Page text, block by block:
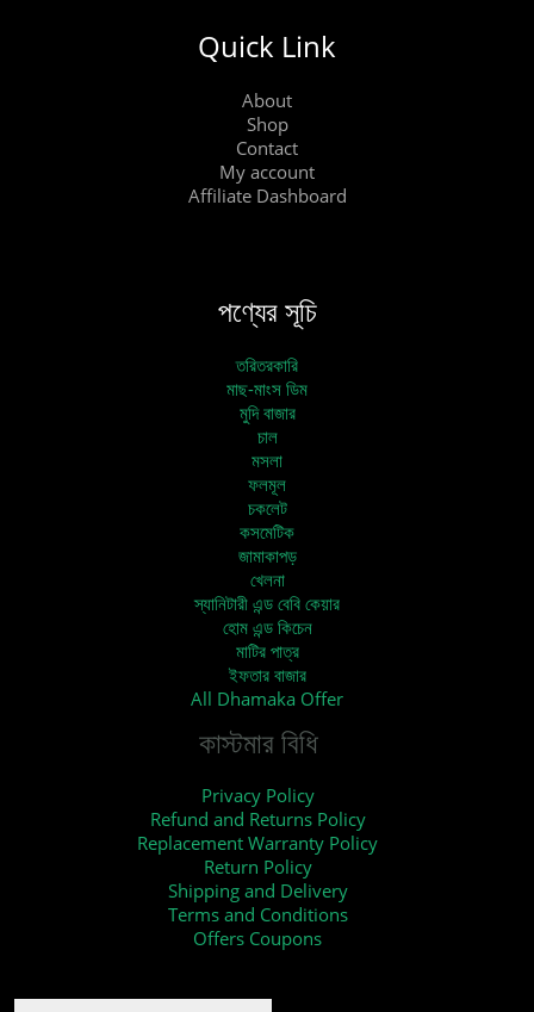
Quick Link
About
Shop
Contact
My account
Affiliate Dashboard
পণ্যের সূচি
তরিতরকারি
মাছ-মাংস ডিম
মুদি বাজার
চাল
মসলা
ফলমূল
চকলেট
কসমেটিক
জামাকাপড়
খেলনা
স্যানিটারী এন্ড বেবি কেয়ার
হোম এন্ড কিচেন
মাটির পাত্র
ইফতার বাজার
All Dhamaka Offer
কাস্টমার বিধি
Privacy Policy
Refund and Returns Policy
Replacement Warranty Policy
Return Policy
Shipping and Delivery
Terms and Conditions
Offers Coupons